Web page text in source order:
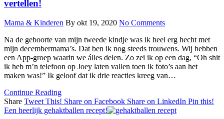
vertellen!
Mama & Kinderen By okt 19, 2020 No Comments
Na de geboorte van mijn tweede kindje was ik heel erg hecht met
mijn decembermama’s. Dat ben ik nog steeds trouwens. Wij hebben
een App-groep waarin we álles delen. Zo zei ik op een dag, “Oh shit
ik heb m’n telefoon op Joey laten vallen toen ik foto’s aan het
maken was!” Ik geloof dat ik drie reacties kreeg van…
Continue Reading
Share Tweet This! Share on Facebook Share on LinkedIn Pin this!
Een heerlijk gehaktballen recept!